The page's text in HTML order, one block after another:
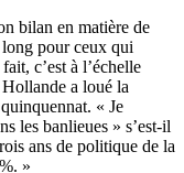
bilan en matière de
long pour ceux qui
c’est à l’échelle
a loué la
« Je
les banlieues » s’est-il
ans de politique de la
»